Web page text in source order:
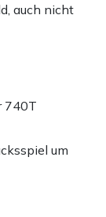
auch nicht
740T
um